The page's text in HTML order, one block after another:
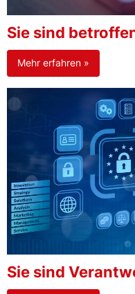
Sie sind
Mehr erfahren »
Sie sind